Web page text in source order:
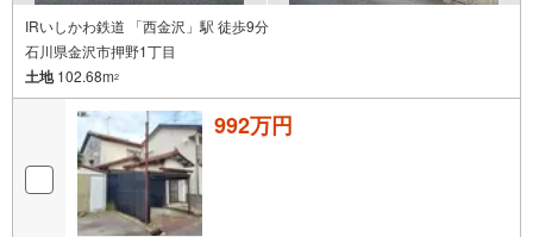
IRいしかわ鉄道 「西金沢」駅 徒歩9分
石川県金沢市押野1丁目
土地102.68m2
992万円